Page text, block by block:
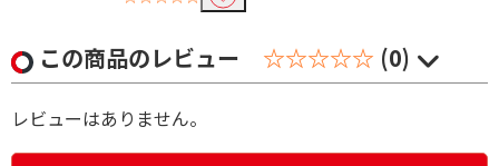
この商品のレビュー ☆☆☆☆☆ (0)
レビューはありません。